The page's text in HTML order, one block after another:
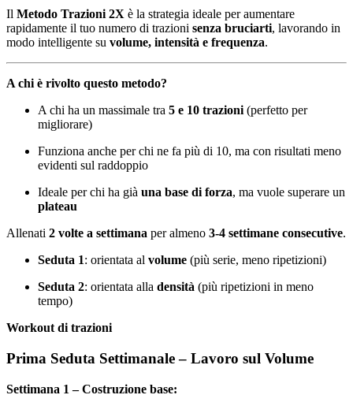
Il Metodo Trazioni 2X è la strategia ideale per aumentare
rapidamente il tuo numero di trazioni senza bruciarti, lavorando in
modo intelligente su volume, intensità e frequenza.
A chi è rivolto questo metodo?
A chi ha un massimale tra 5 e 10 trazioni (perfetto per
migliorare)
Funziona anche per chi ne fa più di 10, ma con risultati meno
evidenti sul raddoppio
Ideale per chi ha già una base di forza, ma vuole superare un
plateau
Allenati 2 volte a settimana per almeno 3-4 settimane consecutive.
Seduta 1: orientata al volume (più serie, meno ripetizioni)
Seduta 2: orientata alla densità (più ripetizioni in meno
tempo)
Workout di trazioni
Prima Seduta Settimanale – Lavoro sul Volume
Settimana 1 – Costruzione base: